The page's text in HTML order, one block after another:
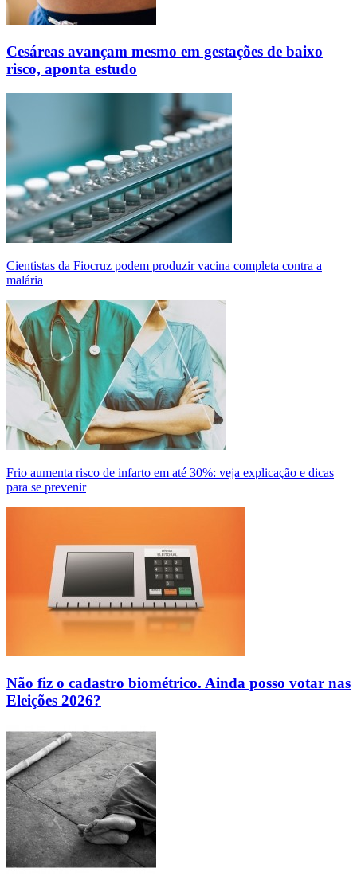
Cesáreas avançam mesmo em gestações de baixo
risco, aponta estudo
Cientistas da Fiocruz podem produzir vacina completa contra a
malária
Frio aumenta risco de infarto em até 30%: veja explicação e dicas
para se prevenir
Não fiz o cadastro biométrico. Ainda posso votar nas
Eleições 2026?